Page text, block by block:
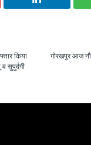
गोरखपुर आज
किया
सुपुर्दगी